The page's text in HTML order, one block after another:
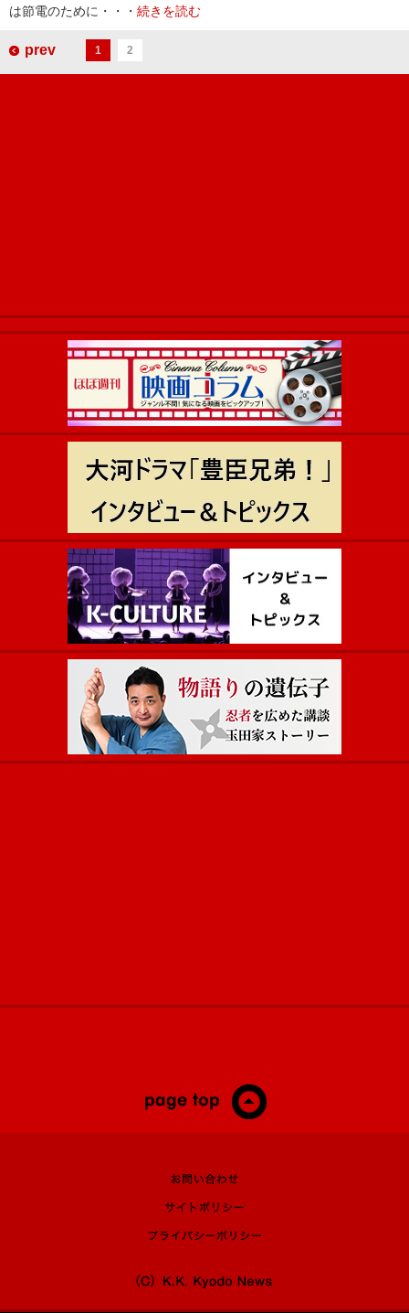
は節電のために・・・ 続きを読む
prev 1 2